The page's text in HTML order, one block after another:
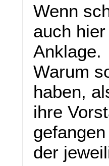
Wenn
auch
Anklage.
Warum
haben,
ihre
der